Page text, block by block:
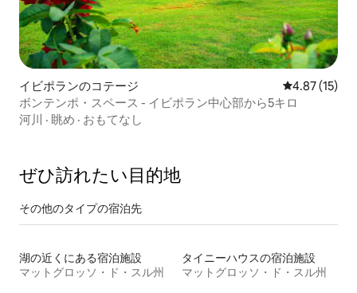
イビポランのコテージ レビュー15
4.87 (15)
ボンテンポ・スペース - イビポラン中心部から5キロ
河川 · 眺め · おもてなし
ぜひ訪⁠れ⁠た⁠い目⁠的⁠地
その他のタ⁠イ⁠プ⁠の宿⁠泊⁠先
湖の近くにある宿泊施設
マットグロッソ・ド・スル州
タイニーハウスの宿泊施設
マットグロッソ・ド・スル州